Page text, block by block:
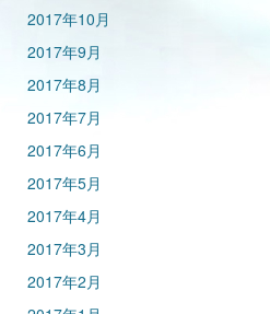
2017年10月
2017年9月
2017年8月
2017年7月
2017年6月
2017年5月
2017年4月
2017年3月
2017年2月